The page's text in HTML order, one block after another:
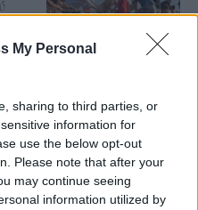
My Personal
sharing to third parties, or
information for
use the below opt-out
Please note that after your
may continue seeing
information utilized by
6ης
για